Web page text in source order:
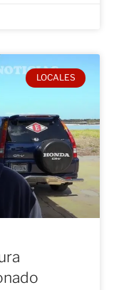
LOCALES